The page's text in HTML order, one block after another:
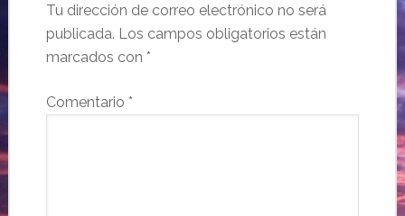
Tu dirección de correo electrónico no será
publicada. Los campos obligatorios están
marcados con *
Comentario *